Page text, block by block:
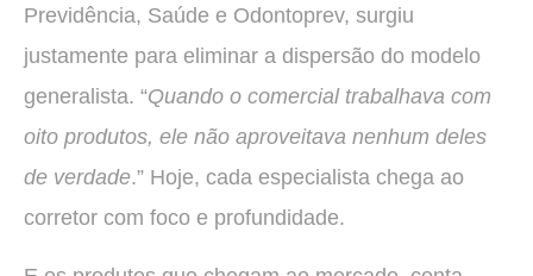
Previdência, Saúde e Odontoprev, surgiu
justamente para eliminar a dispersão do modelo
generalista. “Quando o comercial trabalhava com
oito produtos, ele não aproveitava nenhum deles
de verdade.” Hoje, cada especialista chega ao
corretor com foco e profundidade.